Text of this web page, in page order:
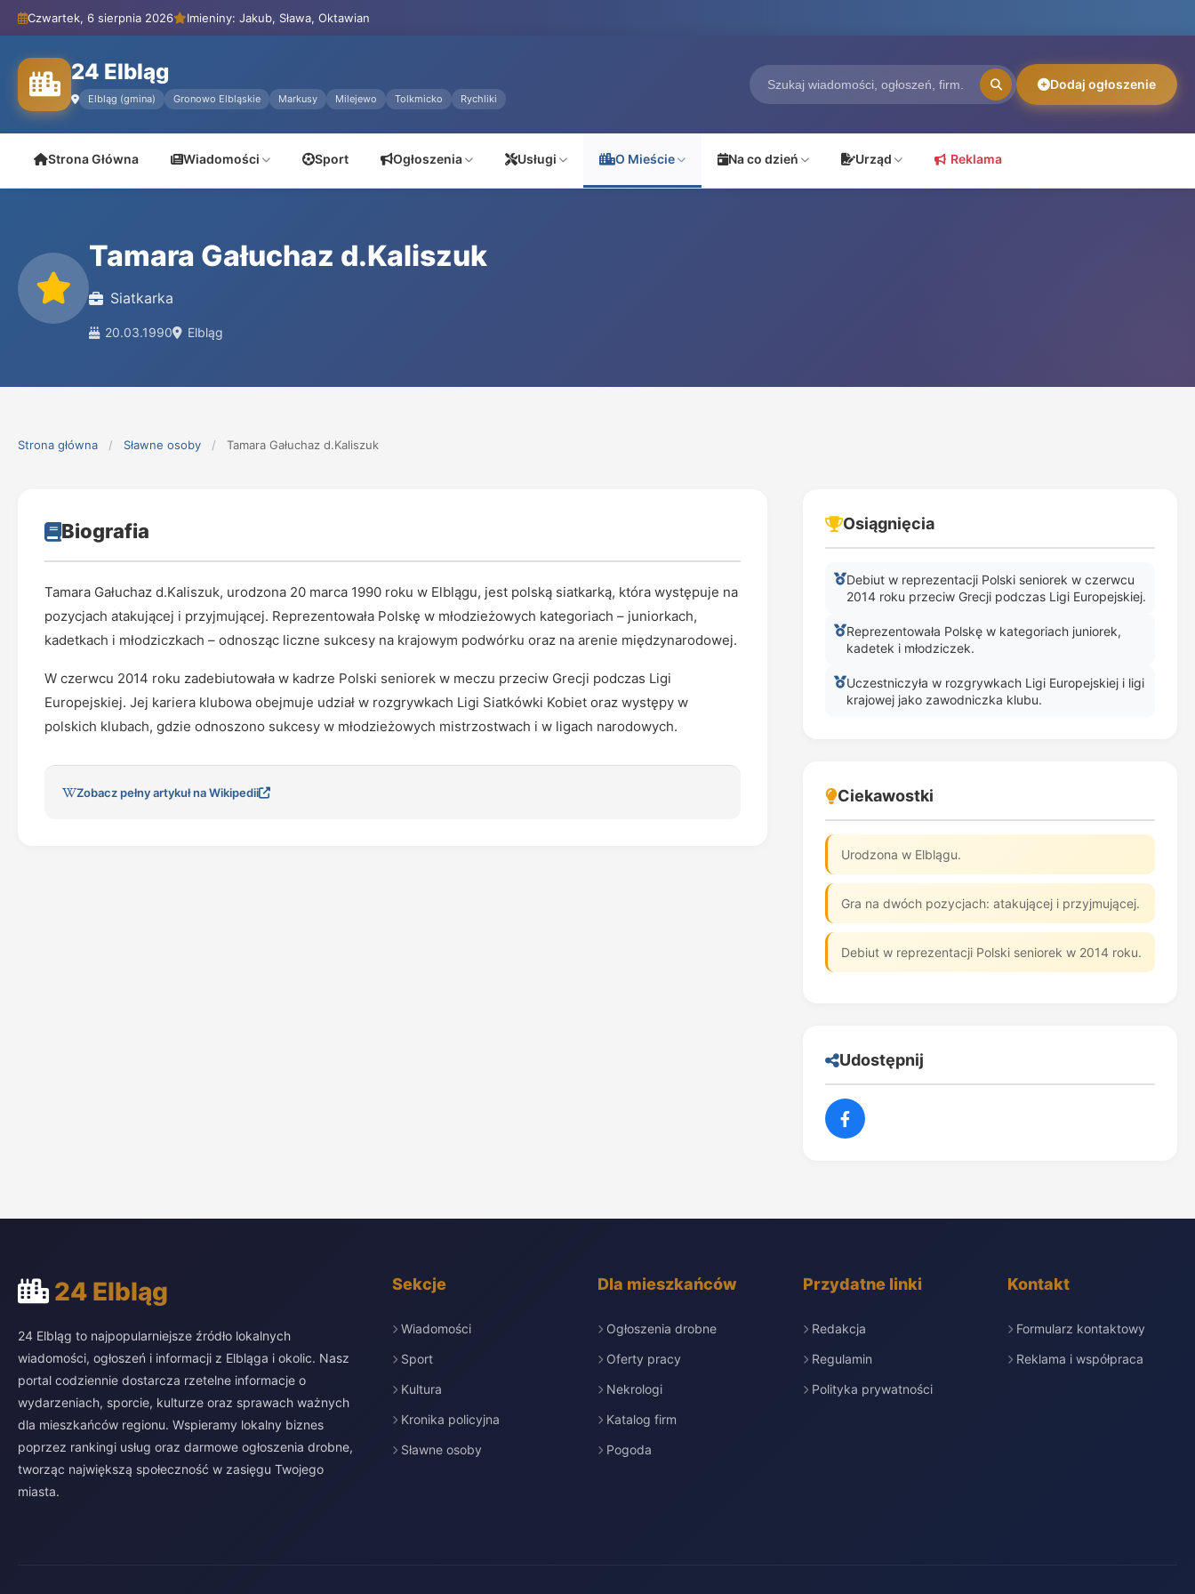
Czwartek, 6 sierpnia 2026 Imieniny: Jakub, Sława, Oktawian
24 Elbląg
Elbląg (gmina) Gronowo Elbląskie Markusy Milejewo Tolkmicko Rychliki
Dodaj ogłoszenie
Strona Główna Wiadomości Sport Ogłoszenia Usługi O Mieście Na co dzień Urząd Reklama
Tamara Gałuchaz d.Kaliszuk
Siatkarka
20.03.1990 Elbląg
Strona główna / Sławne osoby / Tamara Gałuchaz d.Kaliszuk
Biografia
Tamara Gałuchaz d.Kaliszuk, urodzona 20 marca 1990 roku w Elblągu, jest polską siatkarką, która występuje na
pozycjach atakującej i przyjmującej. Reprezentowała Polskę w młodzieżowych kategoriach – juniorkach,
kadetkach i młodziczkach – odnosząc liczne sukcesy na krajowym podwórku oraz na arenie międzynarodowej.
W czerwcu 2014 roku zadebiutowała w kadrze Polski seniorek w meczu przeciw Grecji podczas Ligi
Europejskiej. Jej kariera klubowa obejmuje udział w rozgrywkach Ligi Siatkówki Kobiet oraz występy w
polskich klubach, gdzie odnoszono sukcesy w młodzieżowych mistrzostwach i w ligach narodowych.
Zobacz pełny artykuł na Wikipedii
Osiągnięcia
Debiut w reprezentacji Polski seniorek w czerwcu
2014 roku przeciw Grecji podczas Ligi Europejskiej.
Reprezentowała Polskę w kategoriach juniorek,
kadetek i młodziczek.
Uczestniczyła w rozgrywkach Ligi Europejskiej i ligi
krajowej jako zawodniczka klubu.
Ciekawostki
Urodzona w Elblągu.
Gra na dwóch pozycjach: atakującej i przyjmującej.
Debiut w reprezentacji Polski seniorek w 2014 roku.
Udostępnij
24 Elbląg
24 Elbląg to najpopularniejsze źródło lokalnych
wiadomości, ogłoszeń i informacji z Elbląga i okolic. Nasz
portal codziennie dostarcza rzetelne informacje o
wydarzeniach, sporcie, kulturze oraz sprawach ważnych
dla mieszkańców regionu. Wspieramy lokalny biznes
poprzez rankingi usług oraz darmowe ogłoszenia drobne,
tworząc największą społeczność w zasięgu Twojego
miasta.
Sekcje
Wiadomości
Sport
Kultura
Kronika policyjna
Sławne osoby
Dla mieszkańców
Ogłoszenia drobne
Oferty pracy
Nekrologi
Katalog firm
Pogoda
Przydatne linki
Redakcja
Regulamin
Polityka prywatności
Kontakt
Formularz kontaktowy
Reklama i współpraca